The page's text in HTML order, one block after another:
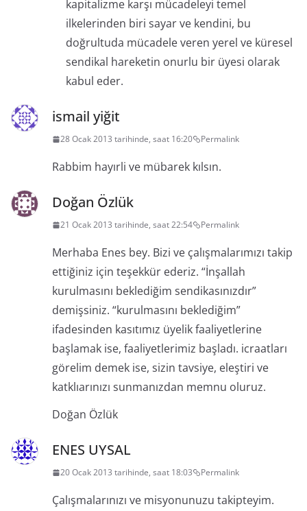
kapitalizme karşı mücadeleyi temel
ilkelerinden biri sayar ve kendini, bu
doğrultuda mücadele veren yerel ve küresel
sendikal hareketin onurlu bir üyesi olarak
kabul eder.
ismail yiğit
28 Ocak 2013 tarihinde, saat 16:20 Permalink
Rabbim hayırli ve mübarek kılsın.
Doğan Özlük
21 Ocak 2013 tarihinde, saat 22:54 Permalink
Merhaba Enes bey. Bizi ve çalışmalarımızı takip
ettiğiniz için teşekkür ederiz. “İnşallah
kurulmasını beklediğim sendikasınızdır”
demişsiniz. “kurulmasını beklediğim”
ifadesinden kasıtımız üyelik faaliyetlerine
başlamak ise, faaliyetlerimiz başladı. icraatları
görelim demek ise, sizin tavsiye, eleştiri ve
katklıarınızı sunmanızdan memnu oluruz.
Doğan Özlük
ENES UYSAL
20 Ocak 2013 tarihinde, saat 18:03 Permalink
Çalışmalarınızı ve misyonunuzu takipteyim.